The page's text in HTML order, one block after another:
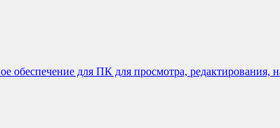
обеспечение для ПК для просмотра, редактирования,